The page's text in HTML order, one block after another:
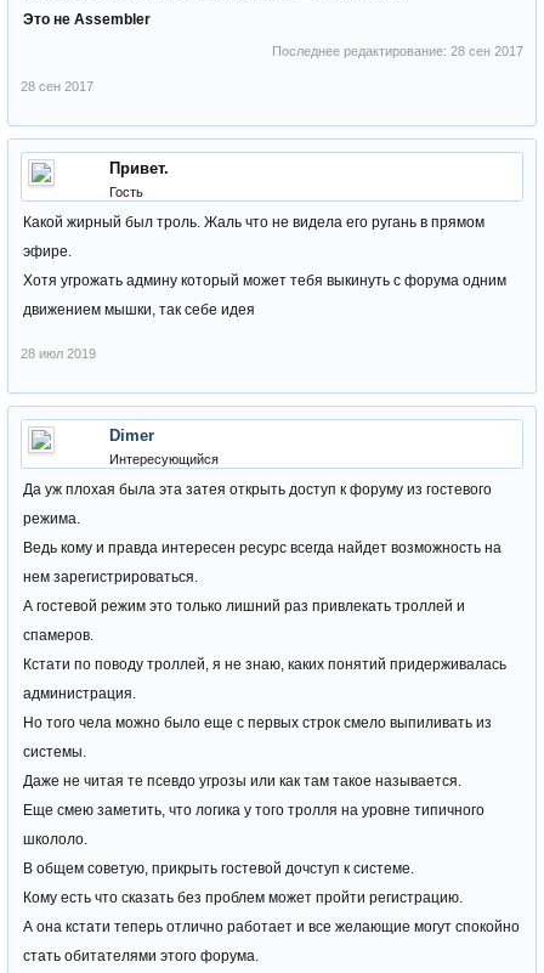
Это не Assembler
Последнее редактирование: 28 сен 2017
28 сен 2017
Привет.
Гость
Какой жирный был троль. Жаль что не видела его ругань в прямом
эфире.
Хотя угрожать админу который может тебя выкинуть с форума одним
движением мышки, так себе идея
28 июл 2019
Dimer
Интересующийся
Да уж плохая была эта затея открыть доступ к форуму из гостевого
режима.
Ведь кому и правда интересен ресурс всегда найдет возможность на
нем зарегистрироваться.
А гостевой режим это только лишний раз привлекать троллей и
спамеров.
Кстати по поводу троллей, я не знаю, каких понятий придерживалась
администрация.
Но того чела можно было еще с первых строк смело выпиливать из
системы.
Даже не читая те псевдо угрозы или как там такое называется.
Еще смею заметить, что логика у того тролля на уровне типичного
школоло.
В общем советую, прикрыть гостевой дочступ к системе.
Кому есть что сказать без проблем может пройти регистрацию.
А она кстати теперь отлично работает и все желающие могут спокойно
стать обитателями этого форума.